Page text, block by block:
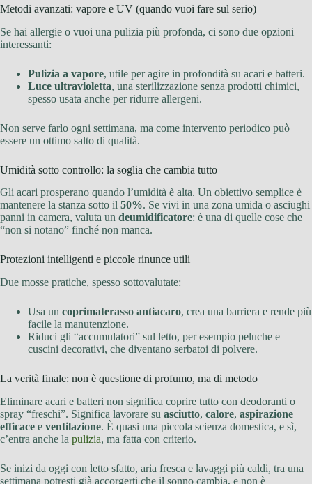
Metodi avanzati: vapore e UV (quando vuoi fare sul serio)
Se hai allergie o vuoi una pulizia più profonda, ci sono due opzioni
interessanti:
Pulizia a vapore, utile per agire in profondità su acari e batteri.
Luce ultravioletta, una sterilizzazione senza prodotti chimici,
spesso usata anche per ridurre allergeni.
Non serve farlo ogni settimana, ma come intervento periodico può
essere un ottimo salto di qualità.
Umidità sotto controllo: la soglia che cambia tutto
Gli acari prosperano quando l’umidità è alta. Un obiettivo semplice è
mantenere la stanza sotto il 50%. Se vivi in una zona umida o asciughi
panni in camera, valuta un deumidificatore: è una di quelle cose che
“non si notano” finché non manca.
Protezioni intelligenti e piccole rinunce utili
Due mosse pratiche, spesso sottovalutate:
Usa un coprimaterasso antiacaro, crea una barriera e rende più
facile la manutenzione.
Riduci gli “accumulatori” sul letto, per esempio peluche e
cuscini decorativi, che diventano serbatoi di polvere.
La verità finale: non è questione di profumo, ma di metodo
Eliminare acari e batteri non significa coprire tutto con deodoranti o
spray “freschi”. Significa lavorare su asciutto, calore, aspirazione
efficace e ventilazione. È quasi una piccola scienza domestica, e sì,
c’entra anche la pulizia, ma fatta con criterio.
Se inizi da oggi con letto sfatto, aria fresca e lavaggi più caldi, tra una
settimana potresti già accorgerti che il sonno cambia, e non è